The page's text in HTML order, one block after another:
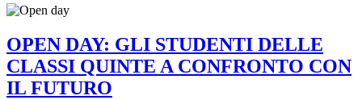
OPEN DAY: GLI STUDENTI DELLE
CLASSI QUINTE A CONFRONTO CON
IL FUTURO